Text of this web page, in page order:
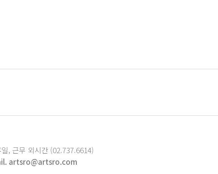
, 근무 외시간 (02.737.6614)
artsro@artsro.com